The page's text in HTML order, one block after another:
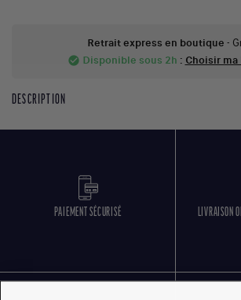
Retrait express en boutique -
check_circle Disponible sous 2h : Choisir
DESCRIPTION
PAIEMENT SÉCURISÉ LIVRAISON